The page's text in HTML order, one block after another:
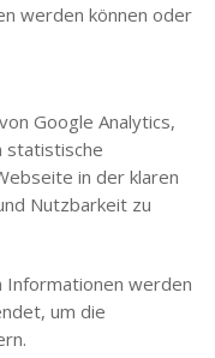
werden können oder
Google Analytics,
statistische
in der klaren
Nutzbarkeit zu
Informationen werden
um die